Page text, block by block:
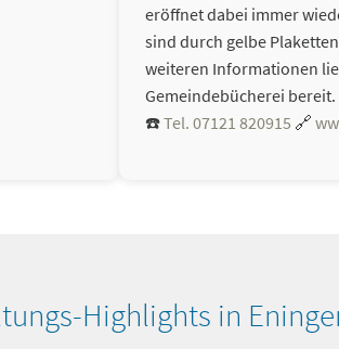
eröffnet dabei immer
sind durch gelbe
weiteren Informationen
Gemeindebücherei bereit.
☎️Tel. 07121 820915 🔗
Highlights in